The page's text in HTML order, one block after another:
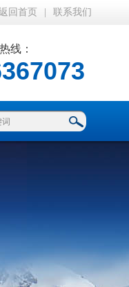
回首页 联系我们
线：